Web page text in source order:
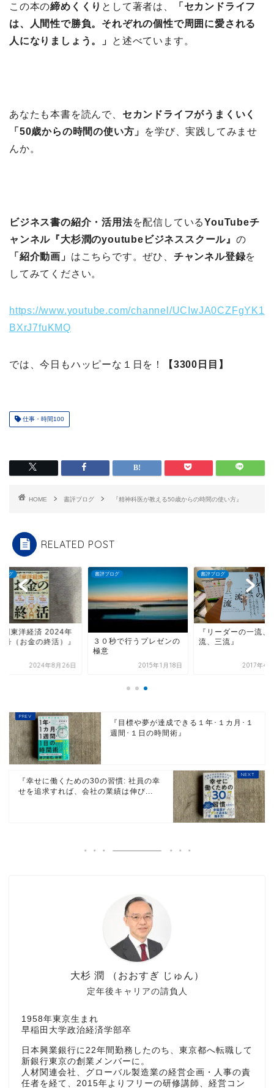
この本の締めくくり として著者は、
「セカンドライフ
は、人間性で勝負。それぞれの個性で周囲に愛される
人になりましょう。」
と述べています。
あなたも本書を読んで、 セカンドライフがうまくいく
「50歳からの時間の使い方」
を学び、実践してみませ
んか。
ビジネス書の紹介・活用法を配信しているYouTubeチ
ャンネル『大杉潤のyoutubeビジネススクール』 の
「紹介動画」 はこちらです。ぜひ、 チャンネル登録を
してみてください。
https://www.youtube.com/channel/UCIwJA0CZFgYK1
BXrJ7fuKMQ
では、今日もハッピーな１日を！ 【3300日目】
仕事・時間100
HOME 書評ブログ 『精神科医が教える50歳からの時間の使い方』
RELATED POST
ログ
刊東洋経済 2024年
号（お金の終活）』
2024年8月26日
書評ブログ
３０秒で行うプレゼンの
極意
2015年1月18日
書評ブログ
『リーダーの一流、
流、三流』
2017年4
『目標や夢が達成できる１年･１カ月･１
週間･１日の時間術』
『幸せに働くための30の習慣: 社員の幸
せを追求すれば、会社の業績は伸び...
定年後キャリアの請負人
大杉 潤 （おおすぎ じゅん）
1958年東京生まれ
早稲田大学政治経済学部卒
日本興業銀行に22年間勤務したのち、東京都へ転職して
新銀行東京の創業メンバーに。
人材関連会社、グローバル製造業の経営企画・人事の責
任者を経て、2015年よりフリーの研修講師、経営コン